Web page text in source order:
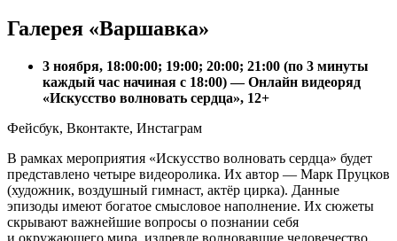
Галерея «Варшавка»
3 ноября, 18:00:00; 19:00; 20:00; 21:00 (по 3 минуты
каждый час начиная с 18:00) — Онлайн видеоряд
«Искусство волновать сердца», 12+
Фейсбук, Вконтакте, Инстаграм
В рамках мероприятия «Искусство волновать сердца» будет
представлено четыре видеоролика. Их автор — Марк Пруцков
(художник, воздушный гимнаст, актёр цирка). Данные
эпизоды имеют богатое смысловое наполнение. Их сюжеты
скрывают важнейшие вопросы о познании себя